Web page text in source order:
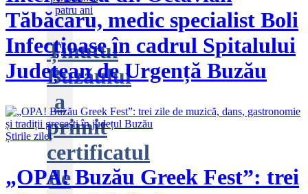
Ținutul
Buzăului
a
primit
certificatul
de
Tăbăcaru, medic specialist Boli
Infecțioase în cadrul Spitalului
Județean de Urgență Buzău
Știrile zilei
„OPA! Buzău Greek Fest”: trei